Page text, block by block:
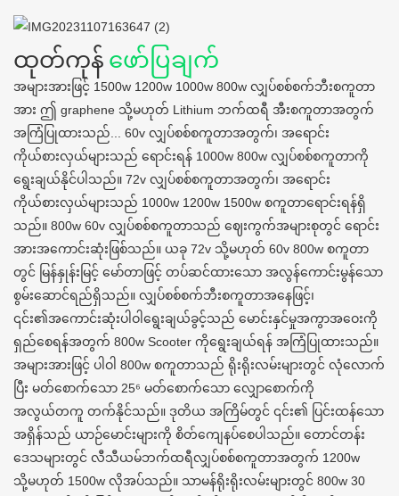
ထုတ်ကုန် ဖော်ပြချက်
အများအားဖြင့် 1500w 1200w 1000w 800w လျှပ်စစ်စက်ဘီးစကူတာ
အား ဤ graphene သို့မဟုတ် Lithium ဘက်ထရီ အီးစကူတာအတွက်
အကြံပြုထားသည်... 60v လျှပ်စစ်စကူတာအတွက်၊ အရောင်း
ကိုယ်စားလှယ်များသည် ရောင်းရန် 1000w 800w လျှပ်စစ်စကူတာကို
ရွေးချယ်နိုင်ပါသည်။ 72v လျှပ်စစ်စကူတာအတွက်၊ အရောင်း
ကိုယ်စားလှယ်များသည် 1000w 1200w 1500w စကူတာရောင်းရန်ရှိ
သည်။ 800w 60v လျှပ်စစ်စကူတာသည် ဈေးကွက်အများစုတွင် ရောင်း
အားအကောင်းဆုံးဖြစ်သည်။ ယခု 72v သို့မဟုတ် 60v 800w စကူတာ
တွင် မြန်နှုန်းမြင့် မော်တာဖြင့် တပ်ဆင်ထားသော အလွန်ကောင်းမွန်သော
စွမ်းဆောင်ရည်ရှိသည်။ လျှပ်စစ်စက်ဘီးစကူတာအနေဖြင့်၊
၎င်း၏အကောင်းဆုံးပါဝါရွေးချယ်ခွင့်သည် မောင်းနှင်မှုအကွာအဝေးကို
ရှည်စေရန်အတွက် 800w Scooter ကိုရွေးချယ်ရန် အကြံပြုထားသည်။
အများအားဖြင့် ပါဝါ 800w စကူတာသည် ရိုးရိုးလမ်းများတွင် လုံလောက်
ပြီး မတ်စောက်သော 25⁶ မတ်စောက်သော လျှောစောက်ကို
အလွယ်တကူ တက်နိုင်သည်။ ဒုတိယ အကြိမ်တွင် ၎င်း၏ ပြင်းထန်သော
အရှိန်သည် ယာဉ်မောင်းများကို စိတ်ကျေနပ်စေပါသည်။ တောင်တန်း
ဒေသများတွင် လီသီယမ်ဘက်ထရီလျှပ်စစ်စကူတာအတွက် 1200w
သို့မဟုတ် 1500w လိုအပ်သည်။ သာမန်ရိုးရိုးလမ်းများတွင် 800w 30